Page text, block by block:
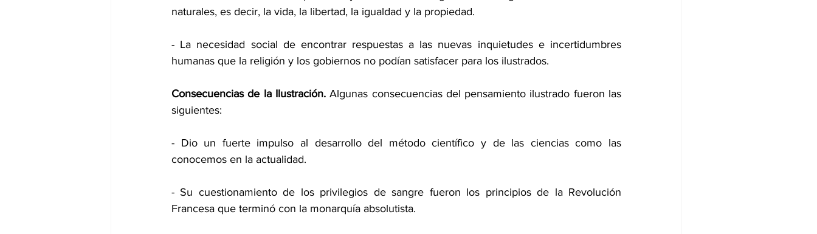
naturales, es decir, la vida, la libertad, la igualdad y la propiedad.
- La necesidad social de encontrar respuestas a las nuevas inquietudes e incertidumbres
humanas que la religión y los gobiernos no podían satisfacer para los ilustrados.
Consecuencias de la Ilustración. Algunas consecuencias del pensamiento ilustrado fueron las
siguientes:
- Dio un fuerte impulso al desarrollo del método científico y de las ciencias como las
conocemos en la actualidad.
- Su cuestionamiento de los privilegios de sangre fueron los principios de la Revolución
Francesa que terminó con la monarquía absolutista.